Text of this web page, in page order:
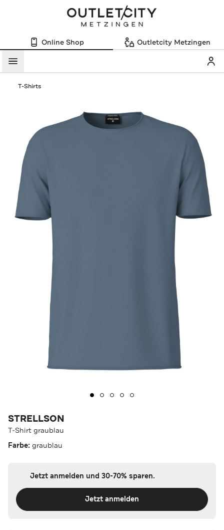
Online Shop Outletcity Metzingen
Menü
T-Shirts
STRELLSON
T-Shirt graublau
Farbe: graublau
Jetzt anmelden und 30-70% sparen.
Jetzt anmelden